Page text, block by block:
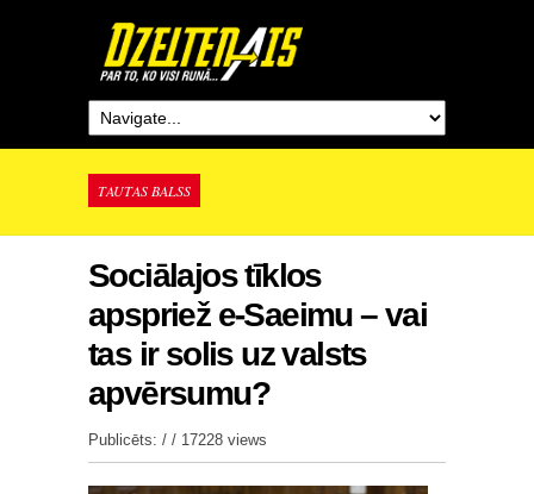
TAUTAS BALSS
Sociālajos tīklos
apspriež e-Saeimu – vai
tas ir solis uz valsts
apvērsumu?
Publicēts: / / 17228 views